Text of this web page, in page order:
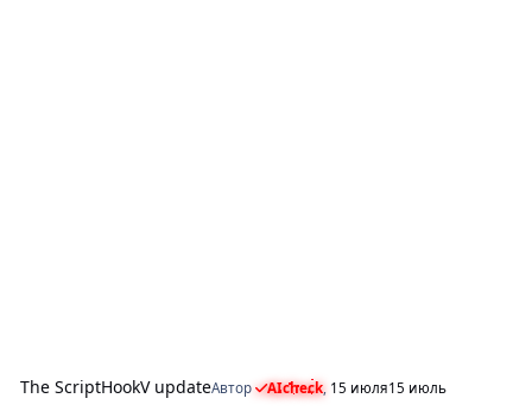
The ScriptHookV updateАвтор AIcheck, 15 июля15 июль